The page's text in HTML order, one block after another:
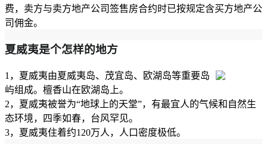
费，卖方与卖方地产公司签售房合约时已按规定含买方地产公
司佣金。
夏威夷是个怎样的地方
1，夏威夷由夏威夷岛、茂宜岛、欧湖岛等重要岛
屿组成。檀香山在欧湖岛上。
2，夏威夷被誉为“地球上的天堂”，有最宜人的气候和自然生
态环境，四季如春，台风罕见。
3，夏威夷住着约120万人，人口密度极低。